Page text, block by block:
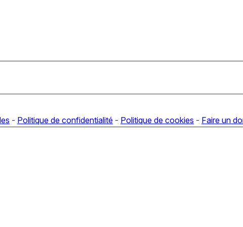
- Politique de confidentialité - Politique de cookies - Faire un